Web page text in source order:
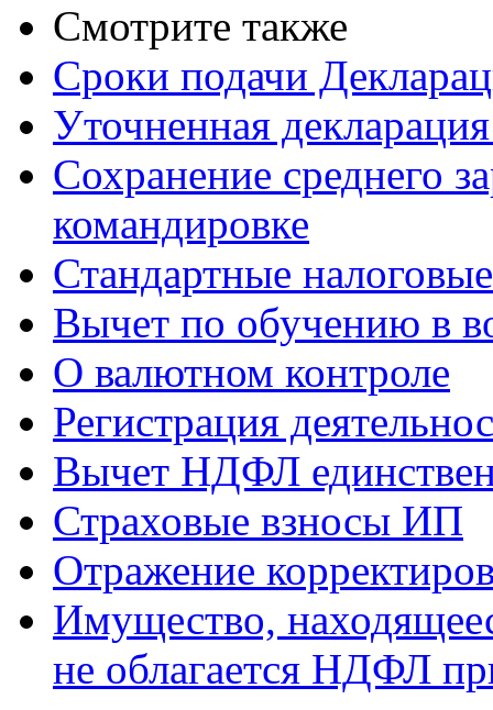
Смотрите также
Сроки подачи
Уточненная
Сохранение среднего
командировке
Стандартные
Вычет по обучению в
О валютном контроле
Регистрация
Вычет НДФЛ
Страховые взносы ИП
Отражение
Имущество,
не облагается НДФЛ